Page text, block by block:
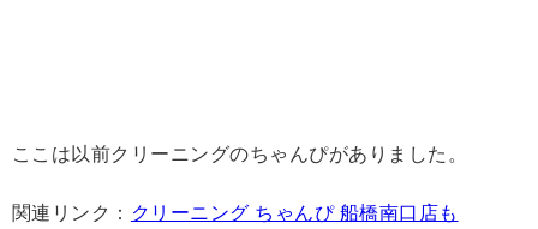
ここは以前クリーニングのちゃんぴがありました。
関連リンク： クリーニング ちゃんぴ 船橋南口店も